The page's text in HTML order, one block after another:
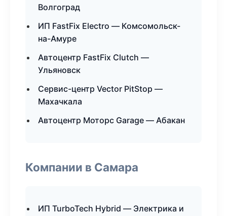
Волгоград
ИП FastFix Electro — Комсомольск-
на-Амуре
Автоцентр FastFix Clutch —
Ульяновск
Сервис-центр Vector PitStop —
Махачкала
Автоцентр Моторс Garage — Абакан
Компании в Самара
ИП TurboTech Hybrid — Электрика и